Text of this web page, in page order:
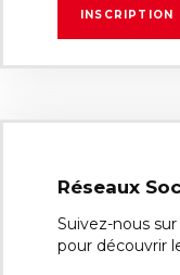
Réseaux
Suivez-nous
pour découvrir